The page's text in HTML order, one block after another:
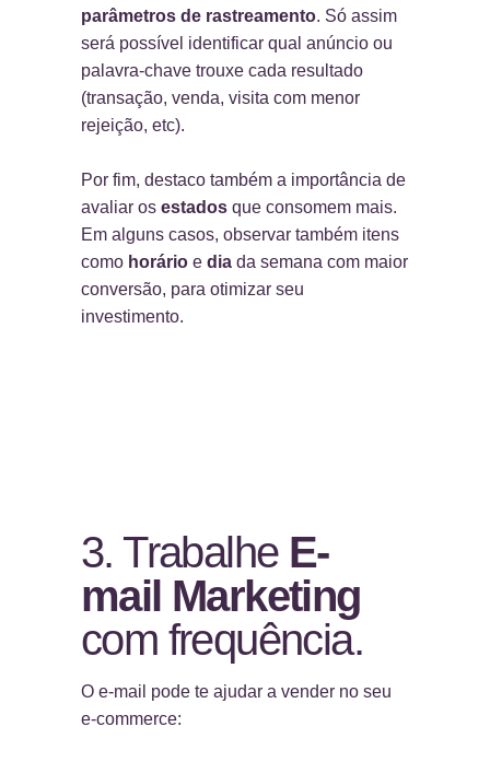
parâmetros de rastreamento. Só assim
será possível identificar qual anúncio ou
palavra-chave trouxe cada resultado
(transação, venda, visita com menor
rejeição, etc).
Por fim, destaco também a importância de
avaliar os estados que consomem mais.
Em alguns casos, observar também itens
como horário e dia da semana com maior
conversão, para otimizar seu
investimento.
3. TrabalheE-
mail Marketing
com frequência.
O e-mail pode te ajudar a vender no seu
e-commerce: